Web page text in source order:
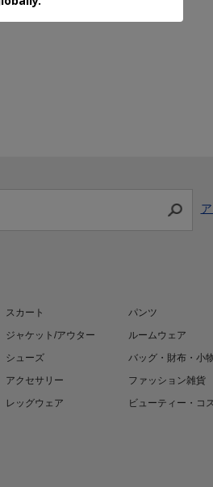
スカート
パンツ
ジャケット/アウター
ルームウェア
シューズ
バッグ・財布・小
アクセサリー
ファッション雑貨
レッグウェア
ビューティー・コ